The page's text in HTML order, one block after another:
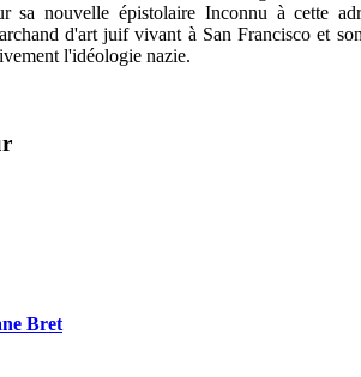
sa nouvelle épistolaire Inconnu à cette
d'art juif vivant à San Francisco et
l'idéologie nazie.
Bret